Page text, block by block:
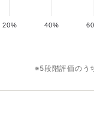
20% 40%
※5段階評価のう